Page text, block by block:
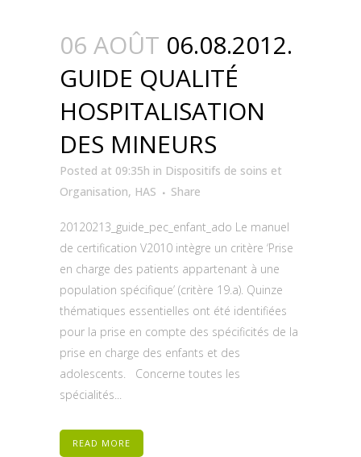
06 AOÛT 06.08.2012.
GUIDE QUALITÉ
HOSPITALISATION
DES MINEURS
Posted at 09:35h in Dispositifs de soins et
Organisation, HAS Share
20120213_guide_pec_enfant_ado Le manuel
de certification V2010 intègre un critère ‘Prise
en charge des patients appartenant à une
population spécifique’ (critère 19.a). Quinze
thématiques essentielles ont été identifiées
pour la prise en compte des spécificités de la
prise en charge des enfants et des
adolescents. Concerne toutes les
spécialités...
READ MORE